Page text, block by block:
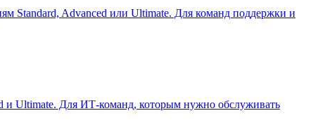
Standard, Advanced или Ultimate. Для команд поддержки и
и Ultimate. Для ИТ-команд, которым нужно обслуживать